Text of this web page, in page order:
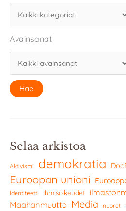
Avainsanat
Selaa arkistoa
Aktivismi demokratia
Euroopan unioni
Identiteetti Ihmisoikeudet
Maahanmuutto Media nuoret